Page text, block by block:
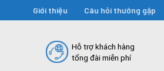
Giới thiệu Câu hỏi thường gặp
Hỗ trợ khách hàng
tổng đài miễn phí